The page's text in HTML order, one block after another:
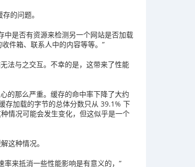
的问题。
是否有资源来检测另一个网站是否加载
件箱、联系人中的内容等等。”
与之交互。不幸的是，这带来了性能
那么严重。缓存的命中率下降了大约
存加载的字节的总体分数只从 39.1% 下
情况可能会发生变化，但这似乎是一个
这种情况。
来抵消一些性能影响是有意义的，”